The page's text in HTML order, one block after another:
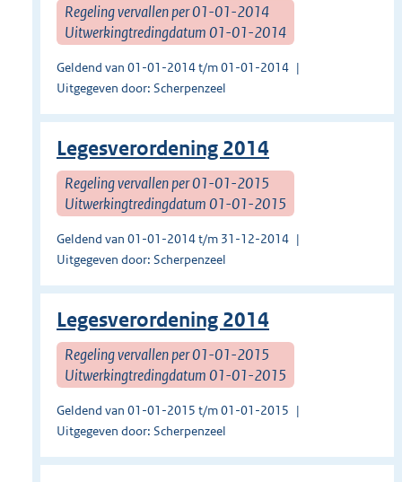
Regeling vervallen per 01-01-2014
Uitwerkingtredingdatum 01-01-2014
Geldend van 01-01-2014 t/m 01-01-2014
Uitgegeven door: Scherpenzeel
Legesverordening 2014
Regeling vervallen per 01-01-2015
Uitwerkingtredingdatum 01-01-2015
Geldend van 01-01-2014 t/m 31-12-2014
Uitgegeven door: Scherpenzeel
Legesverordening 2014
Regeling vervallen per 01-01-2015
Uitwerkingtredingdatum 01-01-2015
Geldend van 01-01-2015 t/m 01-01-2015
Uitgegeven door: Scherpenzeel